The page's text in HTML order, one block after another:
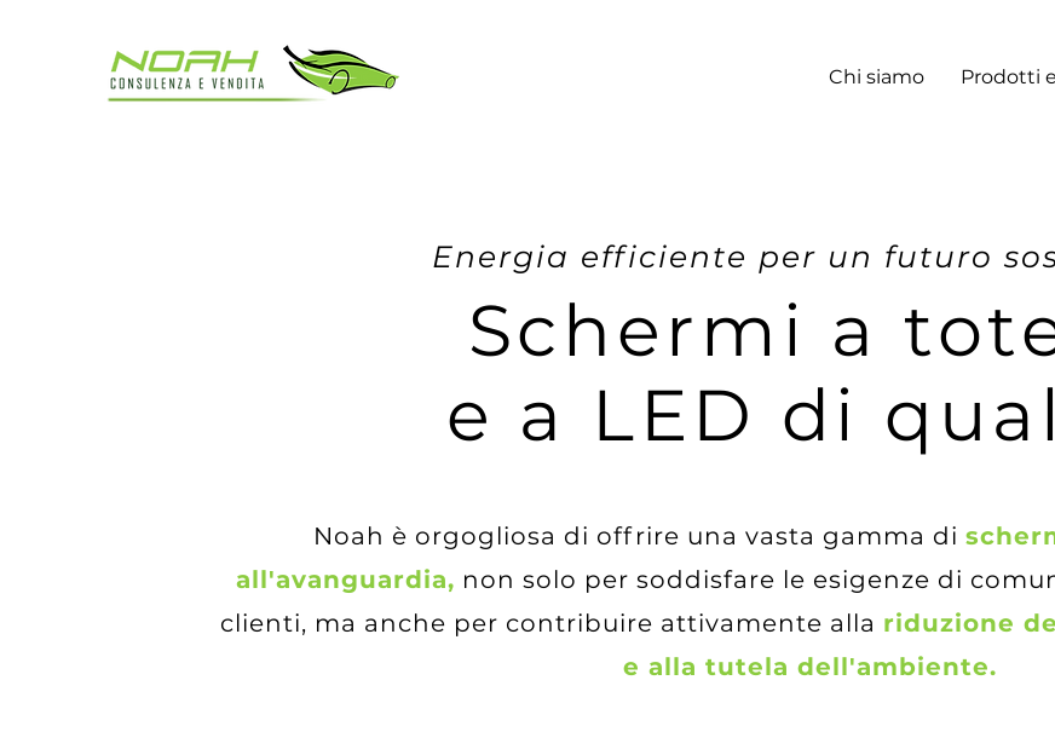
Chi siamo Prodotti
Energia efficiente per un futuro
Schermi a
e a LED di
Noah è orgogliosa di offrire una vasta gamma di
all'avanguardia, non solo per soddisfare le esigenze di
clienti, ma anche per contribuire attivamente alla riduzione
e alla tutela dell'ambiente.